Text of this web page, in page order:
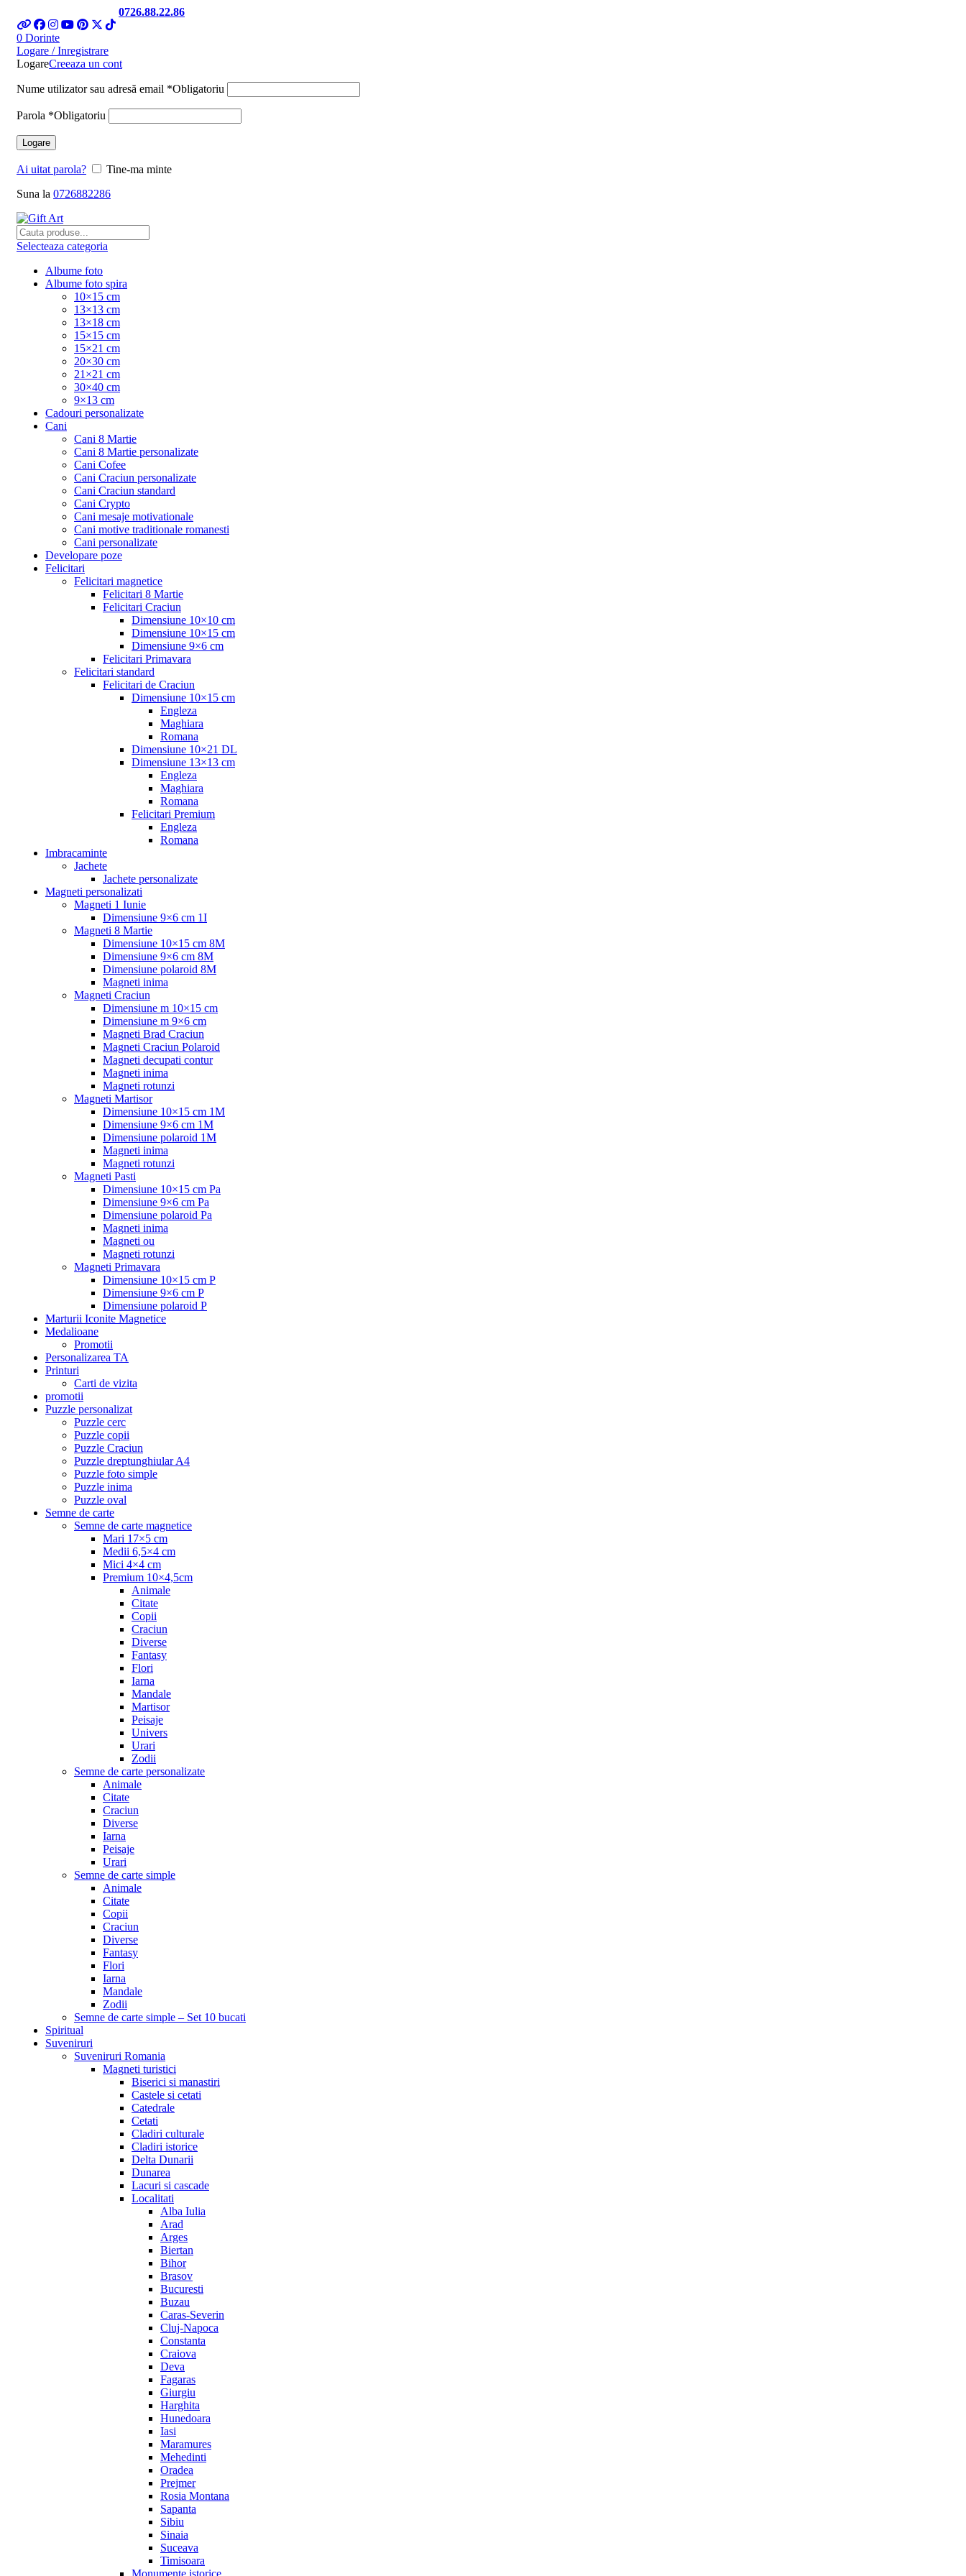
0726.88.22.86
0 Dorinte
Logare / Inregistrare
LogareCreeaza un cont
Nume utilizator sau adresă email *Obligatoriu
Parola *Obligatoriu
Logare
Ai uitat parola?
Tine-ma minte
Suna la 0726882286
Selecteaza categoria
Albume foto
Albume foto spira
10×15 cm
13×13 cm
13×18 cm
15×15 cm
15×21 cm
20×30 cm
21×21 cm
30×40 cm
9×13 cm
Cadouri personalizate
Cani
Cani 8 Martie
Cani 8 Martie personalizate
Cani Cofee
Cani Craciun personalizate
Cani Craciun standard
Cani Crypto
Cani mesaje motivationale
Cani motive traditionale romanesti
Cani personalizate
Developare poze
Felicitari
Felicitari magnetice
Felicitari 8 Martie
Felicitari Craciun
Dimensiune 10×10 cm
Dimensiune 10×15 cm
Dimensiune 9×6 cm
Felicitari Primavara
Felicitari standard
Felicitari de Craciun
Dimensiune 10×15 cm
Engleza
Maghiara
Romana
Dimensiune 10×21 DL
Dimensiune 13×13 cm
Engleza
Maghiara
Romana
Felicitari Premium
Engleza
Romana
Imbracaminte
Jachete
Jachete personalizate
Magneti personalizati
Magneti 1 Iunie
Dimensiune 9×6 cm 1I
Magneti 8 Martie
Dimensiune 10×15 cm 8M
Dimensiune 9×6 cm 8M
Dimensiune polaroid 8M
Magneti inima
Magneti Craciun
Dimensiune m 10×15 cm
Dimensiune m 9×6 cm
Magneti Brad Craciun
Magneti Craciun Polaroid
Magneti decupati contur
Magneti inima
Magneti rotunzi
Magneti Martisor
Dimensiune 10×15 cm 1M
Dimensiune 9×6 cm 1M
Dimensiune polaroid 1M
Magneti inima
Magneti rotunzi
Magneti Pasti
Dimensiune 10×15 cm Pa
Dimensiune 9×6 cm Pa
Dimensiune polaroid Pa
Magneti inima
Magneti ou
Magneti rotunzi
Magneti Primavara
Dimensiune 10×15 cm P
Dimensiune 9×6 cm P
Dimensiune polaroid P
Marturii Iconite Magnetice
Medalioane
Promotii
Personalizarea TA
Printuri
Carti de vizita
promotii
Puzzle personalizat
Puzzle cerc
Puzzle copii
Puzzle Craciun
Puzzle dreptunghiular A4
Puzzle foto simple
Puzzle inima
Puzzle oval
Semne de carte
Semne de carte magnetice
Mari 17×5 cm
Medii 6,5×4 cm
Mici 4×4 cm
Premium 10×4,5cm
Animale
Citate
Copii
Craciun
Diverse
Fantasy
Flori
Iarna
Mandale
Martisor
Peisaje
Univers
Urari
Zodii
Semne de carte personalizate
Animale
Citate
Craciun
Diverse
Iarna
Peisaje
Urari
Semne de carte simple
Animale
Citate
Copii
Craciun
Diverse
Fantasy
Flori
Iarna
Mandale
Zodii
Semne de carte simple – Set 10 bucati
Spiritual
Suveniruri
Suveniruri Romania
Magneti turistici
Biserici si manastiri
Castele si cetati
Catedrale
Cetati
Cladiri culturale
Cladiri istorice
Delta Dunarii
Dunarea
Lacuri si cascade
Localitati
Alba Iulia
Arad
Arges
Biertan
Bihor
Brasov
Bucuresti
Buzau
Caras-Severin
Cluj-Napoca
Constanta
Craiova
Deva
Fagaras
Giurgiu
Harghita
Hunedoara
Iasi
Maramures
Mehedinti
Oradea
Prejmer
Rosia Montana
Sapanta
Sibiu
Sinaia
Suceava
Timisoara
Monumente istorice